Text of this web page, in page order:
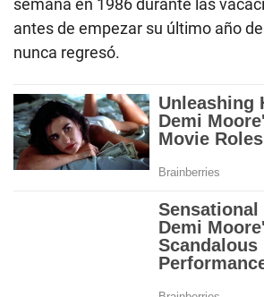
antes de empezar su último año
nunca regresó.